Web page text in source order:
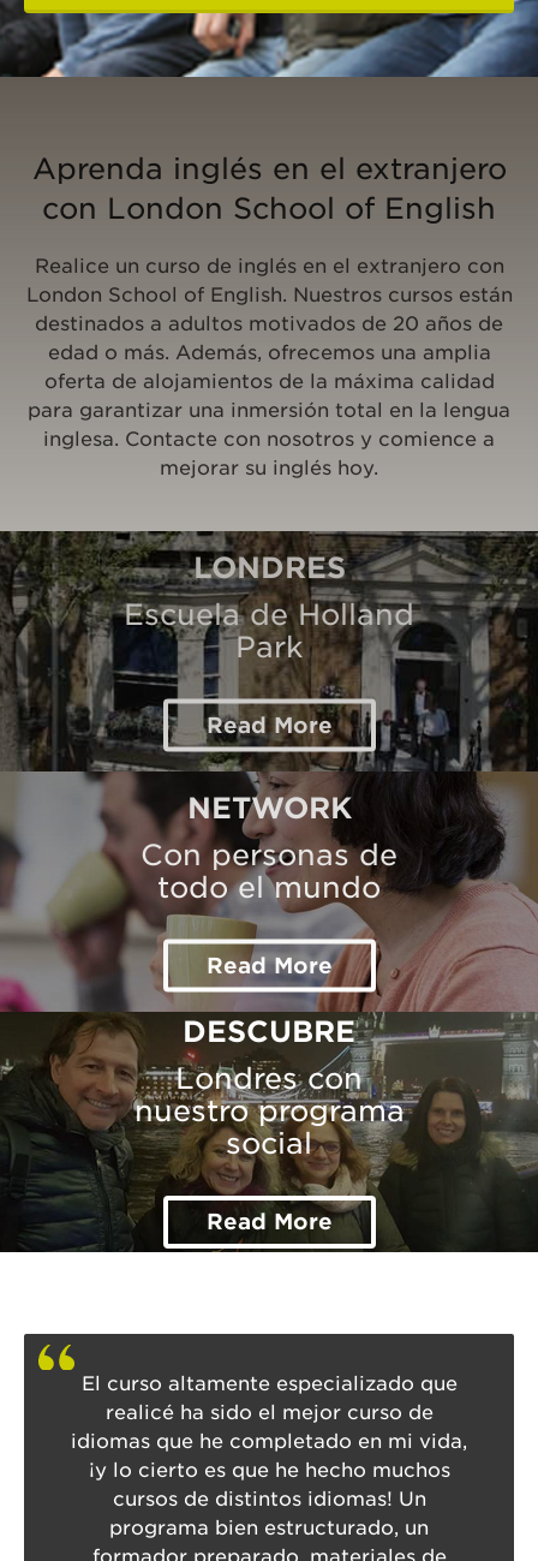
Aprenda inglés en el extranjero
con London School of English
Realice un curso de inglés en el extranjero con
London School of English. Nuestros cursos están
destinados a adultos motivados de 20 años de
edad o más. Además, ofrecemos una amplia
oferta de alojamientos de la máxima calidad
para garantizar una inmersión total en la lengua
inglesa. Contacte con nosotros y comience a
mejorar su inglés hoy.
LONDRES
Escuela de Holland
Park
Read More
NETWORK
Con personas de
todo el mundo
Read More
DESCUBRE
Londres con
nuestro programa
social
Read More
El curso altamente especializado que
realicé ha sido el mejor curso de
idiomas que he completado en mi vida,
¡y lo cierto es que he hecho muchos
cursos de distintos idiomas! Un
programa bien estructurado, un